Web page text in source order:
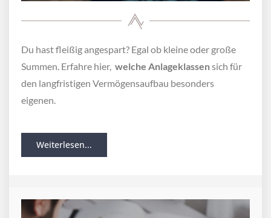
Du hast fleißig angespart? Egal ob kleine oder große
Summen. Erfahre hier, welche Anlageklassensich für
den langfristigen Vermögensaufbau besonders
eigenen.
Weiterlesen...